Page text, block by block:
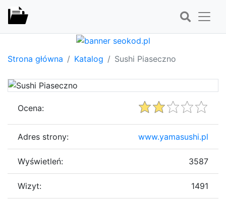
Strona główna Katalog Sushi Piaseczno
Ocena:
Adres strony: www.yamasushi.pl
Wyświetleń: 3587
Wizyt: 1491